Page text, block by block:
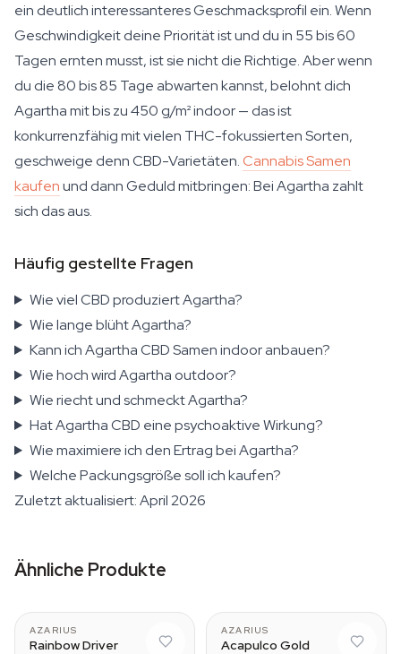
ein deutlich interessanteres Geschmacksprofil ein. Wenn
Geschwindigkeit deine Priorität ist und du in 55 bis 60
Tagen ernten musst, ist sie nicht die Richtige. Aber wenn
du die 80 bis 85 Tage abwarten kannst, belohnt dich
Agartha mit bis zu 450 g/m² indoor — das ist
konkurrenzfähig mit vielen THC-fokussierten Sorten,
geschweige denn CBD-Varietäten.Cannabis Samen
kaufenund dann Geduld mitbringen: Bei Agartha zahlt
sich das aus.
Häufig gestellte Fragen
Wie viel CBD produziert Agartha?
Wie lange blüht Agartha?
Kann ich Agartha CBD Samen indoor anbauen?
Wie hoch wird Agartha outdoor?
Wie riecht und schmeckt Agartha?
Hat Agartha CBD eine psychoaktive Wirkung?
Wie maximiere ich den Ertrag bei Agartha?
Welche Packungsgröße soll ich kaufen?
Zuletzt aktualisiert: April 2026
Ähnliche Produkte
AZARIUS
Rainbow Driver
AZARIUS
Acapulco Gold